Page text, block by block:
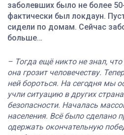
заболевших было не более
фактически был локдаун.
сидели по домам. Сейчас
больше…
– Тогда ещё никто не знал,
она грозит человечеству.
ней бороться. На сегодня мы
учли ситуацию в других
безопасности. Началась
населения. Всё было сделано
одержать окончательную